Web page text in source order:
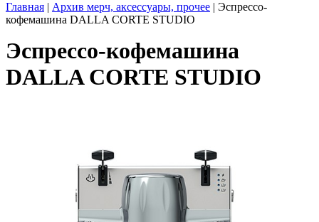
Главная | Архив мерч, аксессуары, прочее | Эспрессо-
кофемашина DALLA CORTE STUDIO
Эспрессо-кофемашина
DALLA CORTE STUDIO